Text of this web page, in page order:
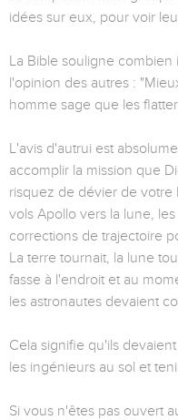
idées sur eux, pour voir
La Bible souligne
l'opinion des autres :
homme sage que les
L'avis d'autrui est
accomplir la mission que
risquez de dévier de votre
vols Apollo vers la lune,
corrections de trajectoire
La terre tournait, la lune
fasse à l'endroit et au
les astronautes devaient
Cela signifie qu'ils
les ingénieurs au sol et
Si vous n'êtes pas ouvert